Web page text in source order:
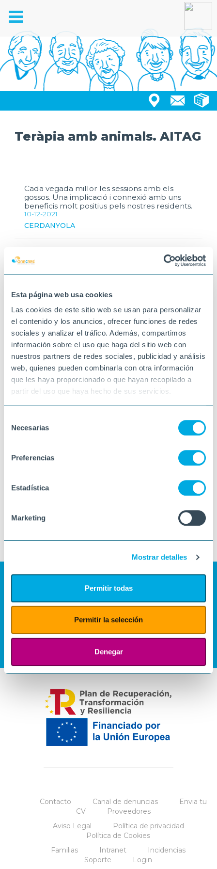
Esta página web usa cookies
Las cookies de este sitio web se usan para personalizar
el contenido y los anuncios, ofrecer funciones de redes
sociales y analizar el tráfico. Además, compartimos
información sobre el uso que haga del sitio web con
nuestros partners de redes sociales, publicidad y análisis
web, quienes pueden combinarla con otra información
que les haya proporcionado o que hayan recopilado a
partir del uso que haya hecho de sus servicios.
Necesarias
Preferencias
Estadística
Marketing
Mostrar detalles
Permitir todas
Permitir la selección
Denegar
Toggle
navigation
Teràpia amb animals. AITAG
Cada vegada millor les sessions amb els
gossos. Una implicació i connexió amb uns
beneficis molt positius pels nostres residents.
10-12-2021
CERDANYOLA
Contacto Canal de denuncias
Envia tu
CV
Proveedores
Aviso Legal
Política de privacidad
Política de Cookies
Familias
Intranet
Incidencias
Soporte
Login